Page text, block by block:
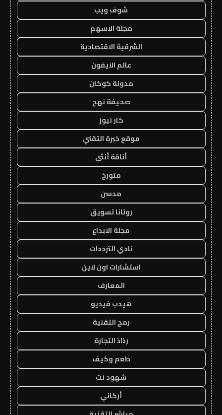
شوف ويب
مجلة الاسهم
الشرقية الاقتصادية
عالم الايفون
مدونة كوكان
صحيفة نهج
كار نيوز
موقع خبرة التقني
أناقة أنثى
متورخ
مدسن
روتانا تسويق
مجلة الابداع
نادي الترددات
استشارات اون لاين
المعارف
هيدب فيديو
رمح التقنية
رذاذ التجارة
طعم وكيف
شهود نت
أركاني